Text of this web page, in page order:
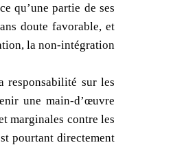
qu’une partie de ses
doute favorable, et
la non-intégration
responsabilité sur les
une main-d’œuvre
marginales contre les
pourtant directement